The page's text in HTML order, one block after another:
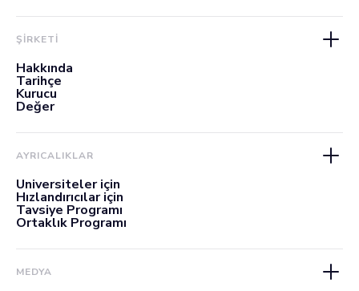
ŞİRKETİ
Hakkında
Tarihçe
Kurucu
Değer
AYRICALIKLAR
Üniversiteler için
Hızlandırıcılar için
Tavsiye Programı
Ortaklık Programı
MEDYA